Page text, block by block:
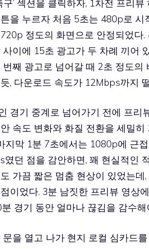
구’ 섹션을 클릭하자, 1차전 프리
을 누르자 처음 5초는 480p로
정도의 화면으로 안정되었다
사이에 15초 광고가 두 차례 끼어
번째 광고로 넘어갈 때 2초 정도의
, 다운로드 속도가 12Mbps까지
경기 중계로 넘어가기 전에 프리
속도 변화와 화질 전환을 세밀
지막 1분 7초에서는 1080p에 근
였던 점을 감안하면, 꽤 현실적인
가끔 짧은 멈춤 현상이 있었는
이었다. 3분 남짓한 프리뷰 영상
경기 동안 얼마나 끊김을 감수
문을 열고 나가 현지 로컬 심카드